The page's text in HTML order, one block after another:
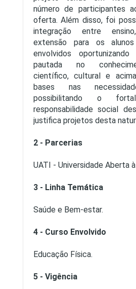
número de participantes
oferta. Além disso, foi
integração entre
extensão para os alunos
envolvidos
pautada no
científico, cultural e
bases nas
possibilitando o
responsabilidade social
justifica projetos desta
2 - Parcerias
UATI - Universidade Aberta
3 - Linha Temática
Saúde e Bem-estar.
4 - Curso Envolvido
Educação Física.
5 - Vigência